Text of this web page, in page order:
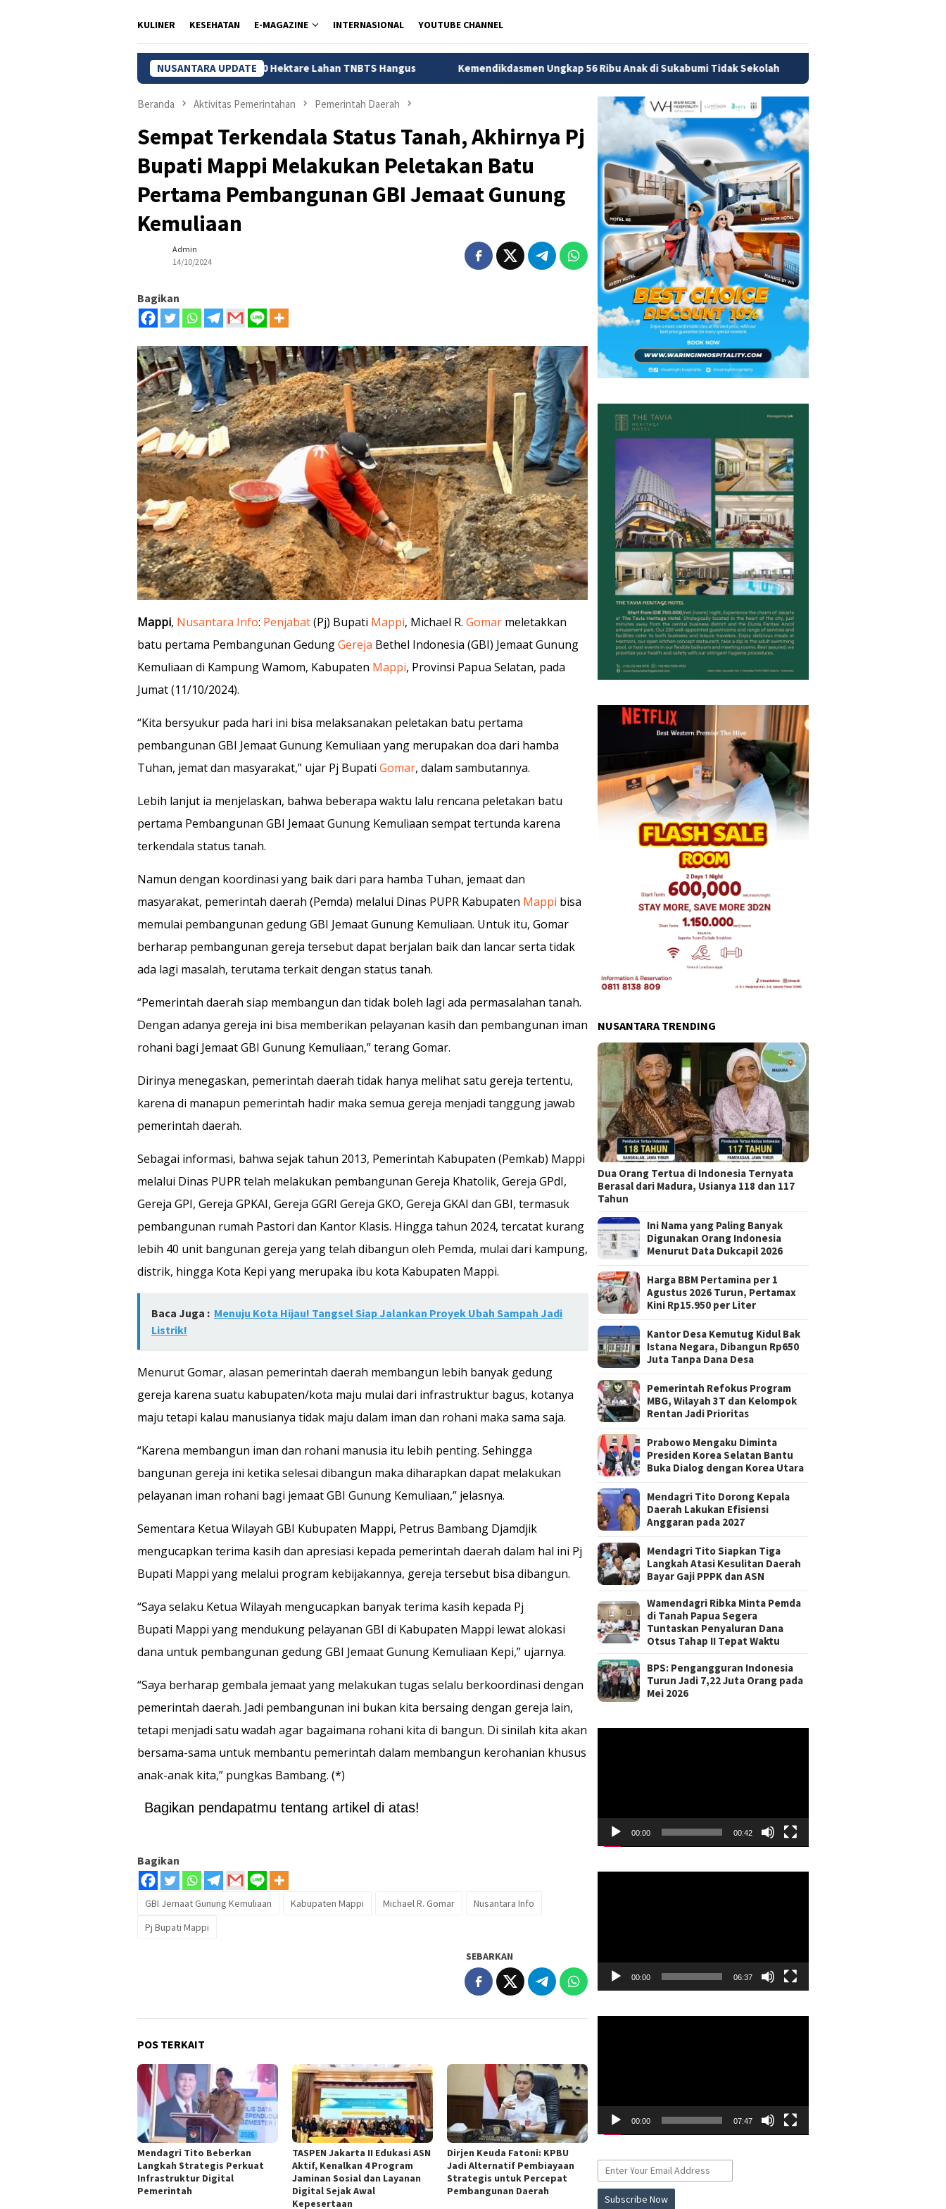
KULINER KESEHATAN E-MAGAZINE INTERNASIONAL YOUTUBE CHANNEL
NUSANTARA UPDATE
Kebakaran Bromo Meluas, 120 Hektare Lahan TNBTS Hangus Kemendikdasmen Ungkap 56 Ribu Anak di Sukabumi Tidak Sekolah Pemerintah Refokus Program MBG, Wilayah
Beranda Aktivitas Pemerintahan Pemerintah Daerah
Sempat Terkendala Status Tanah, Akhirnya Pj
Bupati Mappi Melakukan Peletakan Batu
Pertama Pembangunan GBI Jemaat Gunung
Kemuliaan
Admin
14/10/2024
Bagikan
Mappi, Nusantara Info: Penjabat(Pj) Bupati Mappi, Michael R. Gomar meletakkan
batu pertama Pembangunan GedungGereja Bethel Indonesia (GBI) Jemaat Gunung
Kemuliaan di Kampung Wamom, Kabupaten Mappi, Provinsi Papua Selatan, pada
Jumat (11/10/2024).
“Kita bersyukur pada hari ini bisa melaksanakan peletakan batu pertama
pembangunan GBI Jemaat Gunung Kemuliaan yang merupakan doa dari hamba
Tuhan, jemat dan masyarakat,” ujar Pj Bupati Gomar, dalam sambutannya.
Lebih lanjut ia menjelaskan, bahwa beberapa waktu lalu rencana peletakan batu
pertama Pembangunan GBI Jemaat Gunung Kemuliaan sempat tertunda karena
terkendala status tanah.
Namun dengan koordinasi yang baik dari para hamba Tuhan, jemaat dan
masyarakat, pemerintah daerah (Pemda) melalui Dinas PUPR Kabupaten Mappi bisa
memulai pembangunan gedung GBI Jemaat Gunung Kemuliaan. Untuk itu, Gomar
berharap pembangunan gereja tersebut dapat berjalan baik dan lancar serta tidak
ada lagi masalah, terutama terkait dengan status tanah.
“Pemerintah daerah siap membangun dan tidak boleh lagi ada permasalahan tanah.
Dengan adanya gereja ini bisa memberikan pelayanan kasih dan pembangunan iman
rohani bagi Jemaat GBI Gunung Kemuliaan,” terang Gomar.
Dirinya menegaskan, pemerintah daerah tidak hanya melihat satu gereja tertentu,
karena di manapun pemerintah hadir maka semua gereja menjadi tanggung jawab
pemerintah daerah.
Sebagai informasi, bahwa sejak tahun 2013, Pemerintah Kabupaten (Pemkab) Mappi
melalui Dinas PUPR telah melakukan pembangunan Gereja Khatolik, Gereja GPdI,
Gereja GPI, Gereja GPKAI, Gereja GGRI Gereja GKO, Gereja GKAI dan GBI, termasuk
pembangunan rumah Pastori dan Kantor Klasis. Hingga tahun 2024, tercatat kurang
lebih 40 unit bangunan gereja yang telah dibangun oleh Pemda, mulai dari kampung,
distrik, hingga Kota Kepi yang merupaka ibu kota Kabupaten Mappi.
Baca Juga : Menuju Kota Hijau! Tangsel Siap Jalankan Proyek Ubah Sampah Jadi
Listrik!
Menurut Gomar, alasan pemerintah daerah membangun lebih banyak gedung
gereja karena suatu kabupaten/kota maju mulai dari infrastruktur bagus, kotanya
maju tetapi kalau manusianya tidak maju dalam iman dan rohani maka sama saja.
“Karena membangun iman dan rohani manusia itu lebih penting. Sehingga
bangunan gereja ini ketika selesai dibangun maka diharapkan dapat melakukan
pelayanan iman rohani bagi jemaat GBI Gunung Kemuliaan,” jelasnya.
Sementara Ketua Wilayah GBI Kubupaten Mappi, Petrus Bambang Djamdjik
mengucapkan terima kasih dan apresiasi kepada pemerintah daerah dalam hal ini Pj
Bupati Mappi yang melalui program kebijakannya, gereja tersebut bisa dibangun.
“Saya selaku Ketua Wilayah mengucapkan banyak terima kasih kepada Pj
Bupati Mappi yang mendukung pelayanan GBI di Kabupaten Mappi lewat alokasi
dana untuk pembangunan gedung GBI Jemaat Gunung Kemuliaan Kepi,” ujarnya.
“Saya berharap gembala jemaat yang melakukan tugas selalu berkoordinasi dengan
pemerintah daerah. Jadi pembangunan ini bukan kita bersaing dengan gereja lain,
tetapi menjadi satu wadah agar bagaimana rohani kita di bangun. Di sinilah kita akan
bersama-sama untuk membantu pemerintah dalam membangun kerohanian khusus
anak-anak kita,” pungkas Bambang. (*)
Bagikan pendapatmu tentang artikel di atas!
Bagikan
GBI Jemaat Gunung Kemuliaan Kabupaten Mappi Michael R. Gomar
Nusantara Info
Pj Bupati Mappi
SEBARKAN
POS TERKAIT
Mendagri Tito Beberkan
Langkah Strategis Perkuat
Infrastruktur Digital
Pemerintah
TASPEN Jakarta II Edukasi ASN
Aktif, Kenalkan 4 Program
Jaminan Sosial dan Layanan
Digital Sejak Awal
Kepesertaan
Dirjen Keuda Fatoni: KPBU
Jadi Alternatif Pembiayaan
Strategis untuk Percepat
Pembangunan Daerah
NUSANTARA TRENDING
Dua Orang Tertua di Indonesia Ternyata
Berasal dari Madura, Usianya 118 dan 117
Tahun
Ini Nama yang Paling Banyak
Digunakan Orang Indonesia
Menurut Data Dukcapil 2026
Harga BBM Pertamina per 1
Agustus 2026 Turun, Pertamax
Kini Rp15.950 per Liter
Kantor Desa Kemutug Kidul Bak
Istana Negara, Dibangun Rp650
Juta Tanpa Dana Desa
Pemerintah Refokus Program
MBG, Wilayah 3T dan Kelompok
Rentan Jadi Prioritas
Prabowo Mengaku Diminta
Presiden Korea Selatan Bantu
Buka Dialog dengan Korea Utara
Mendagri Tito Dorong Kepala
Daerah Lakukan Efisiensi
Anggaran pada 2027
Mendagri Tito Siapkan Tiga
Langkah Atasi Kesulitan Daerah
Bayar Gaji PPPK dan ASN
Wamendagri Ribka Minta Pemda
di Tanah Papua Segera
Tuntaskan Penyaluran Dana
Otsus Tahap II Tepat Waktu
BPS: Pengangguran Indonesia
Turun Jadi 7,22 Juta Orang pada
Mei 2026
00:00 00:42
00:00 06:37
00:00 07:47